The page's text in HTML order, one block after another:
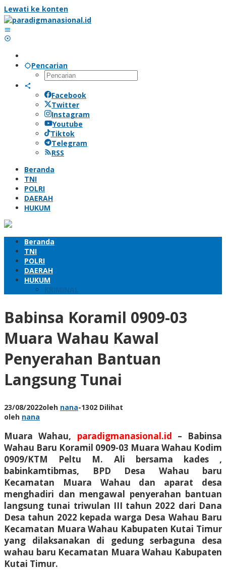
Lewati ke konten
Pencarian
Facebook
Twitter
Instagram
Youtube
Tiktok
Telegram
RSS
Beranda
TNI
POLRI
DAERAH
HUKUM
Beranda
TNI
POLRI
DAERAH
HUKUM
KRIMINAL
Babinsa Koramil 0909-03
Muara Wahau Kawal
Penyerahan Bantuan
Langsung Tunai
23/08/2022oleh nana-1302 Dilihat
oleh nana
Muara Wahau, paradigmanasional.id – Babinsa
Wahau Baru Koramil 0909-03 Muara Wahau Kodim
0909/KTM Peltu M. Ali bersama kades ,
babinkamtibmas, BPD Desa Wahau baru
Kecamatan Muara Wahau dan aparat desa
menghadiri dan mengawal penyerahan bantuan
langsung tunai triwulan III tahun 2022 dari Dana
Desa tahun 2022 kepada warga Desa Wahau Baru
Kecamatan Muara Wahau Kabupaten Kutai Timur
yang dilaksanakan di gedung serbaguna desa
wahau baru Kecamatan Muara Wahau Kabupaten
Kutai Timur.